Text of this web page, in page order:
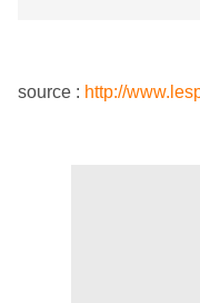
source : http://